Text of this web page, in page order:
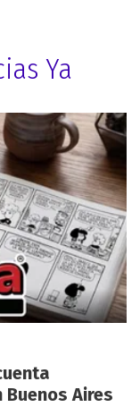
Ya
Aires